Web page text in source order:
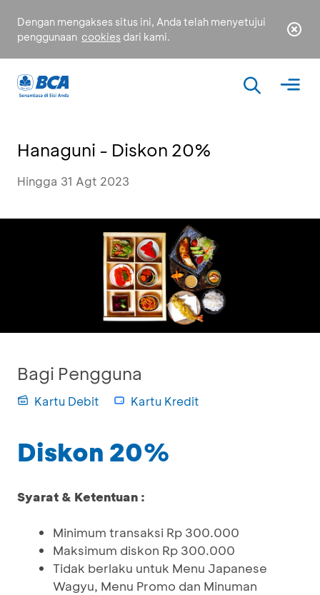
Dengan mengakses situs ini, Anda telah menyetujui
penggunaan cookies dari kami.
Hanaguni - Diskon 20%
Hingga 31 Agt 2023
Bagi Pengguna
Kartu Debit Kartu Kredit
Diskon 20%
Syarat & Ketentuan :
Minimum transaksi Rp 300.000
Maksimum diskon Rp 300.000
Tidak berlaku untuk Menu Japanese
Wagyu, Menu Promo dan Minuman